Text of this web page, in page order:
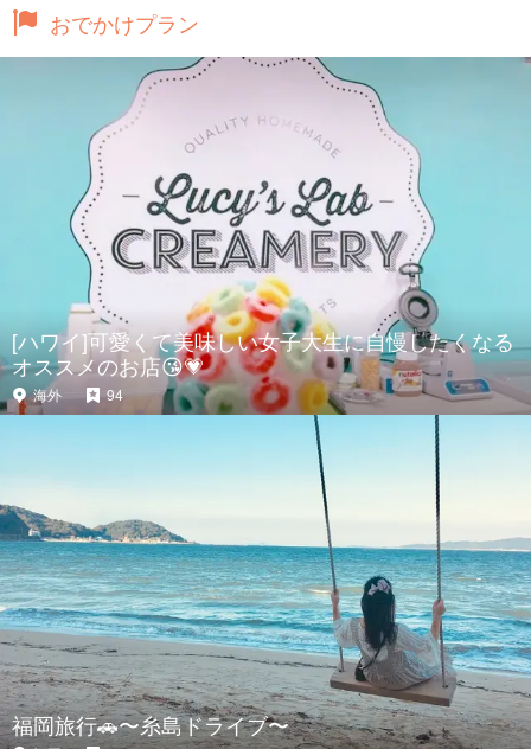
おでかけプラン
[ハワイ]可愛くて美味しい女子大生に自慢したくなる
オススメのお店😘💗
海外 94
福岡旅行🚗〜糸島ドライブ〜